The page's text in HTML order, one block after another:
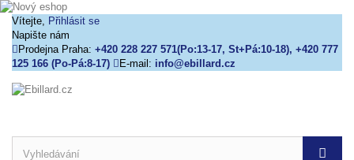
Vítejte, Přihlásit se
Napište nám
Prodejna Praha: +420 228 227 571(Po:13-17, St+Pá:10-18), +420 777
125 166 (Po-Pá:8-17)
E-mail: info@ebillard.cz